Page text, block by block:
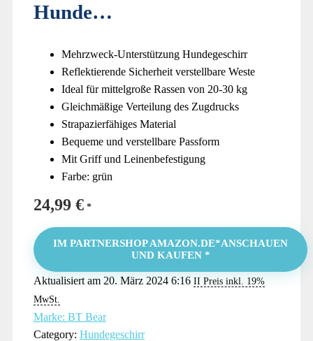
Hunde…
Mehrzweck-Unterstützung Hundegeschirr
Reflektierende Sicherheit verstellbare Weste
Ideal für mittelgroße Rassen von 20-30 kg
Gleichmäßige Verteilung des Zugdrucks
Strapazierfähiges Material
Bequeme und verstellbare Passform
Mit Griff und Leinenbefestigung
Farbe: grün
24,99 €
IM PARTNERSHOP AMAZON.DE*ANSCHAUEN
UND KAUFEN *
Aktualisiert am 20. März 2024 6:16 II Preis inkl. 19%
MwSt.
Marke: BT Bear
Category: Hundegeschirr